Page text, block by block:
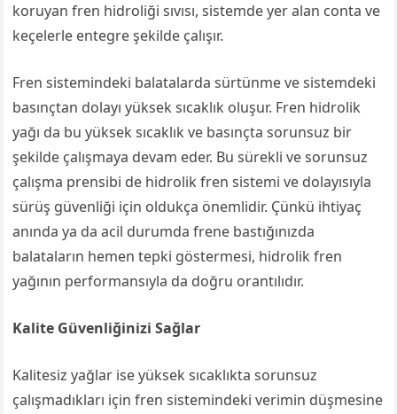
koruyan fren hidroliği sıvısı, sistemde yer alan conta ve
keçelerle entegre şekilde çalışır.
Fren sistemindeki balatalarda sürtünme ve sistemdeki
basınçtan dolayı yüksek sıcaklık oluşur. Fren hidrolik
yağı da bu yüksek sıcaklık ve basınçta sorunsuz bir
şekilde çalışmaya devam eder. Bu sürekli ve sorunsuz
çalışma prensibi de hidrolik fren sistemi ve dolayısıyla
sürüş güvenliği için oldukça önemlidir. Çünkü ihtiyaç
anında ya da acil durumda frene bastığınızda
balataların hemen tepki göstermesi, hidrolik fren
yağının performansıyla da doğru orantılıdır.
Kalite Güvenliğinizi Sağlar
Kalitesiz yağlar ise yüksek sıcaklıkta sorunsuz
çalışmadıkları için fren sistemindeki verimin düşmesine